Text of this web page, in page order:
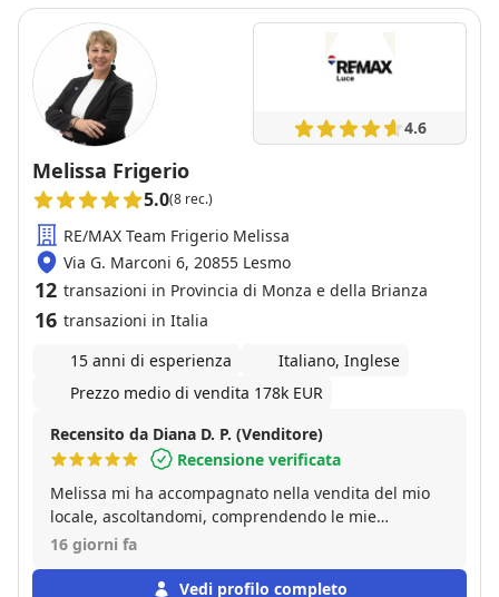
4.6
Melissa Frigerio
5.0(8 rec.)
RE/MAX Team Frigerio Melissa
Via G. Marconi 6, 20855 Lesmo
12 transazioni in Provincia di Monza e della Brianza
16 transazioni in Italia
15 anni di esperienza
Italiano, Inglese
Prezzo medio di vendita 178k EUR
Recensito da Diana D. P. (Venditore)
Recensione verificata
Melissa mi ha accompagnato nella vendita del mio
locale, ascoltandomi, comprendendo le mie
necessità fino alla fine dell'iter. È stata una persona
bellissime al locale. Davvero bravissima!!!
16 giorni fa
Vedi profilo completo